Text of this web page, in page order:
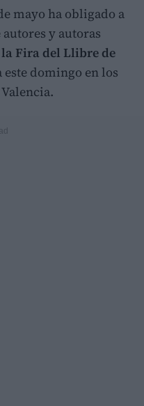
mayo ha obligado a
y autoras
la Fira del Llibre de
este domingo en los